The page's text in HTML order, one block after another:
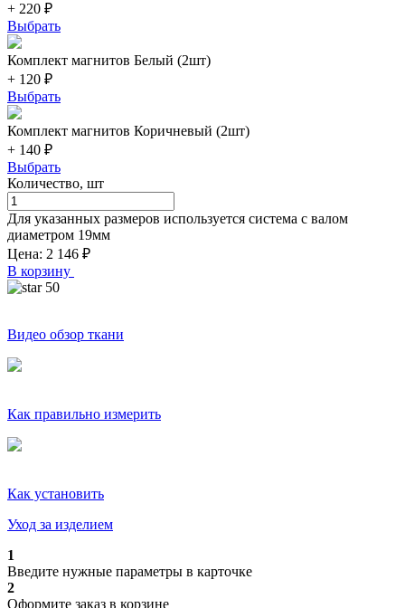
+ 220 ₽
Выбрать
Комплект магнитов Белый (2шт)
+ 120 ₽
Выбрать
Комплект магнитов Коричневый (2шт)
+ 140 ₽
Выбрать
Количество, шт
Для указанных размеров используется система с валом
диаметром 19мм
Цена: 2 146 ₽
В корзину
50
Видео обзор ткани
Как правильно измерить
Как установить
Уход за изделием
1
Введите нужные параметры в карточке
2
Оформите заказ в корзине